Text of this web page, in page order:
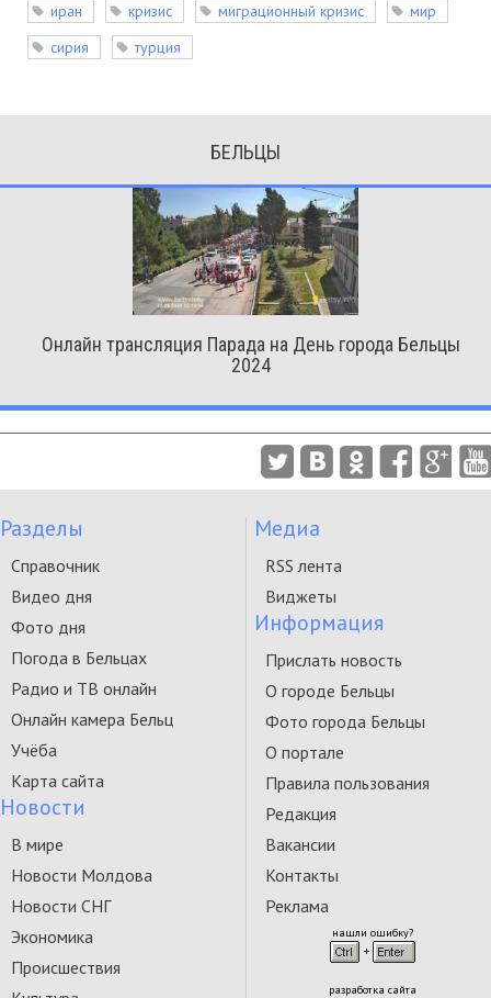
иран
кризис миграционный кризис
мир
сирия
турция
БЕЛЬЦЫ
Онлайн трансляция Парада на День города Бельцы
2024
Разделы
Справочник
Видео дня
Фото дня
Погода в Бельцах
Радио и ТВ онлайн
Онлайн камера Бельц
Учёба
Карта сайта
Новости
В мире
Новости Молдова
Новости СНГ
Экономика
Происшествия
Медиа
RSS лента
Виджеты
Информация
Прислать новость
О городе Бельцы
Фото города Бельцы
О портале
Правила пользования
Редакция
Вакансии
Контакты
Реклама
нашли ошибку?
разработка сайта